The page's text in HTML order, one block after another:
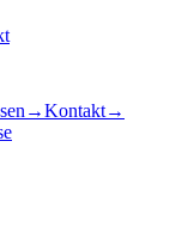
→Kontakt→